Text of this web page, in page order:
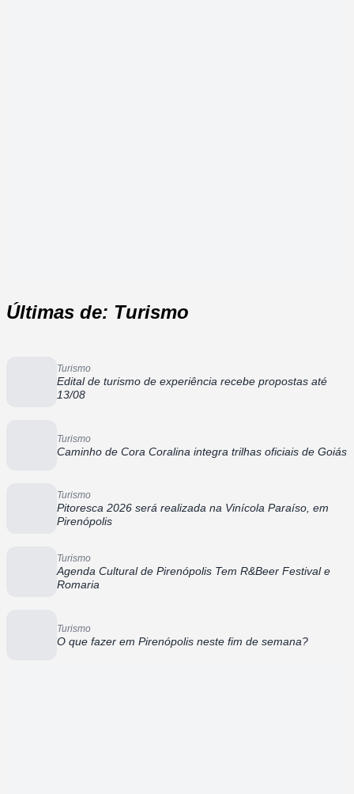
Últimas de: Turismo
Turismo
Edital de turismo de experiência recebe propostas até
13/08
Turismo
Caminho de Cora Coralina integra trilhas oficiais de Goiás
Turismo
Pitoresca 2026 será realizada na Vinícola Paraíso, em
Pirenópolis
Turismo
Agenda Cultural de Pirenópolis Tem R&Beer Festival e
Romaria
Turismo
O que fazer em Pirenópolis neste fim de semana?